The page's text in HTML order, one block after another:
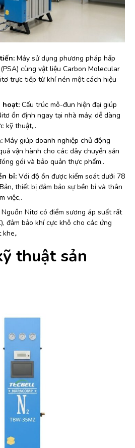
Máy sử dụng phương pháp hấp
cùng vật liệu Carbon Molecular
trực tiếp từ khí nén một cách hiệu
hoạt: Cấu trúc mô-đun hiện đại giúp
ổn định ngay tại nhà máy, dễ dàng
kỹ thuật,,.
Máy giúp doanh nghiệp chủ động
vận hành cho các dây chuyền sản
gói và bảo quản thực phẩm,.
bỉ: Với độ ồn được kiểm soát dưới 78
thiết bị đảm bảo sự bền bỉ và thân
việc,.
Nguồn Nitơ có điểm sương áp suất rất
đảm bảo khí cực khô cho các ứng
khe,.
thuật sản